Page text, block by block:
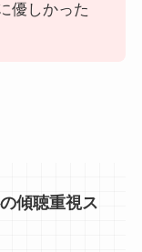
優しかった
傾聴重視ス